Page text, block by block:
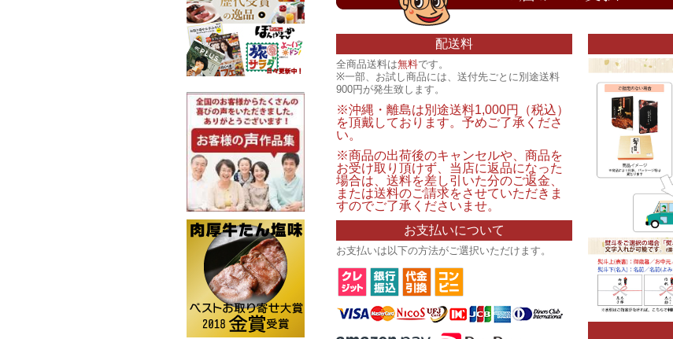
配送料
全商品送料は無料です。
※一部、お試し商品には、送付先ごとに別途送料
900円が発生致します。
※沖縄・離島は別途送料1,000円（税込）
を頂戴しております。予めご了承くださ
い。
※商品の出荷後のキャンセルや、商品を
お受け取り頂けず、当店に返品になった
場合は、送料を差し引いた分のご返金、
または送料のご請求をさせていただきま
すのでご了承くださいませ。
お支払いについて
お支払いは以下の方法がご選択いただけます。